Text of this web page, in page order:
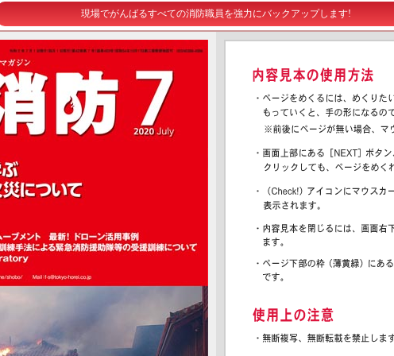
現場でがんばるすべての消防職員を強力にバックアップします!